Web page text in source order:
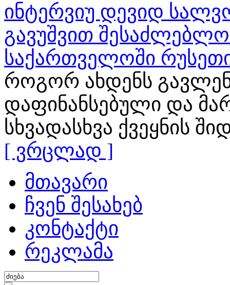
ინტერვიუ დევიდ
გავუშვით
საქართველოში
როგორ ახდენს
დაფინანსებული და
სხვადასხვა ქვეყნის
[ ვრცლად ]
მთავარი
ჩვენ შესახებ
კონტაქტი
რეკლამა